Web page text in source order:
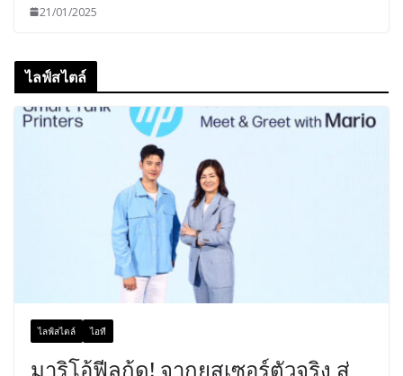
21/01/2025
ไลฟ์สไตล์
ไลฟ์สไตล์ ไอที
มาริโอ้ฟีลกู้ด! จากยูสเซอร์ตัวจริง สู่